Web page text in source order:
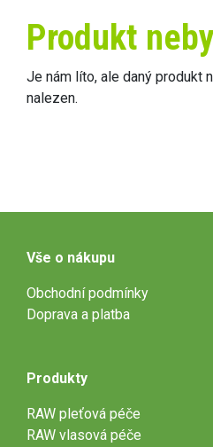
Produkt
Je nám líto, ale daný produkt
nalezen.
Vše o nákupu
Obchodní podmínky
Doprava a platba
Produkty
RAW pleťová péče
RAW vlasová péče